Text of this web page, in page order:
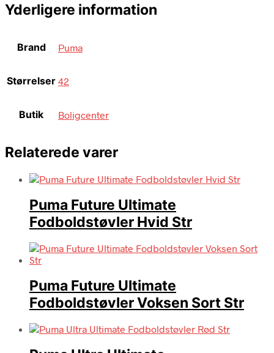
Yderligere information
Brand Puma
Størrelser 42
Butik Boligcenter
Relaterede varer
Puma Future Ultimate
Fodboldstøvler Hvid Str
Puma Future Ultimate
Fodboldstøvler Voksen Sort Str